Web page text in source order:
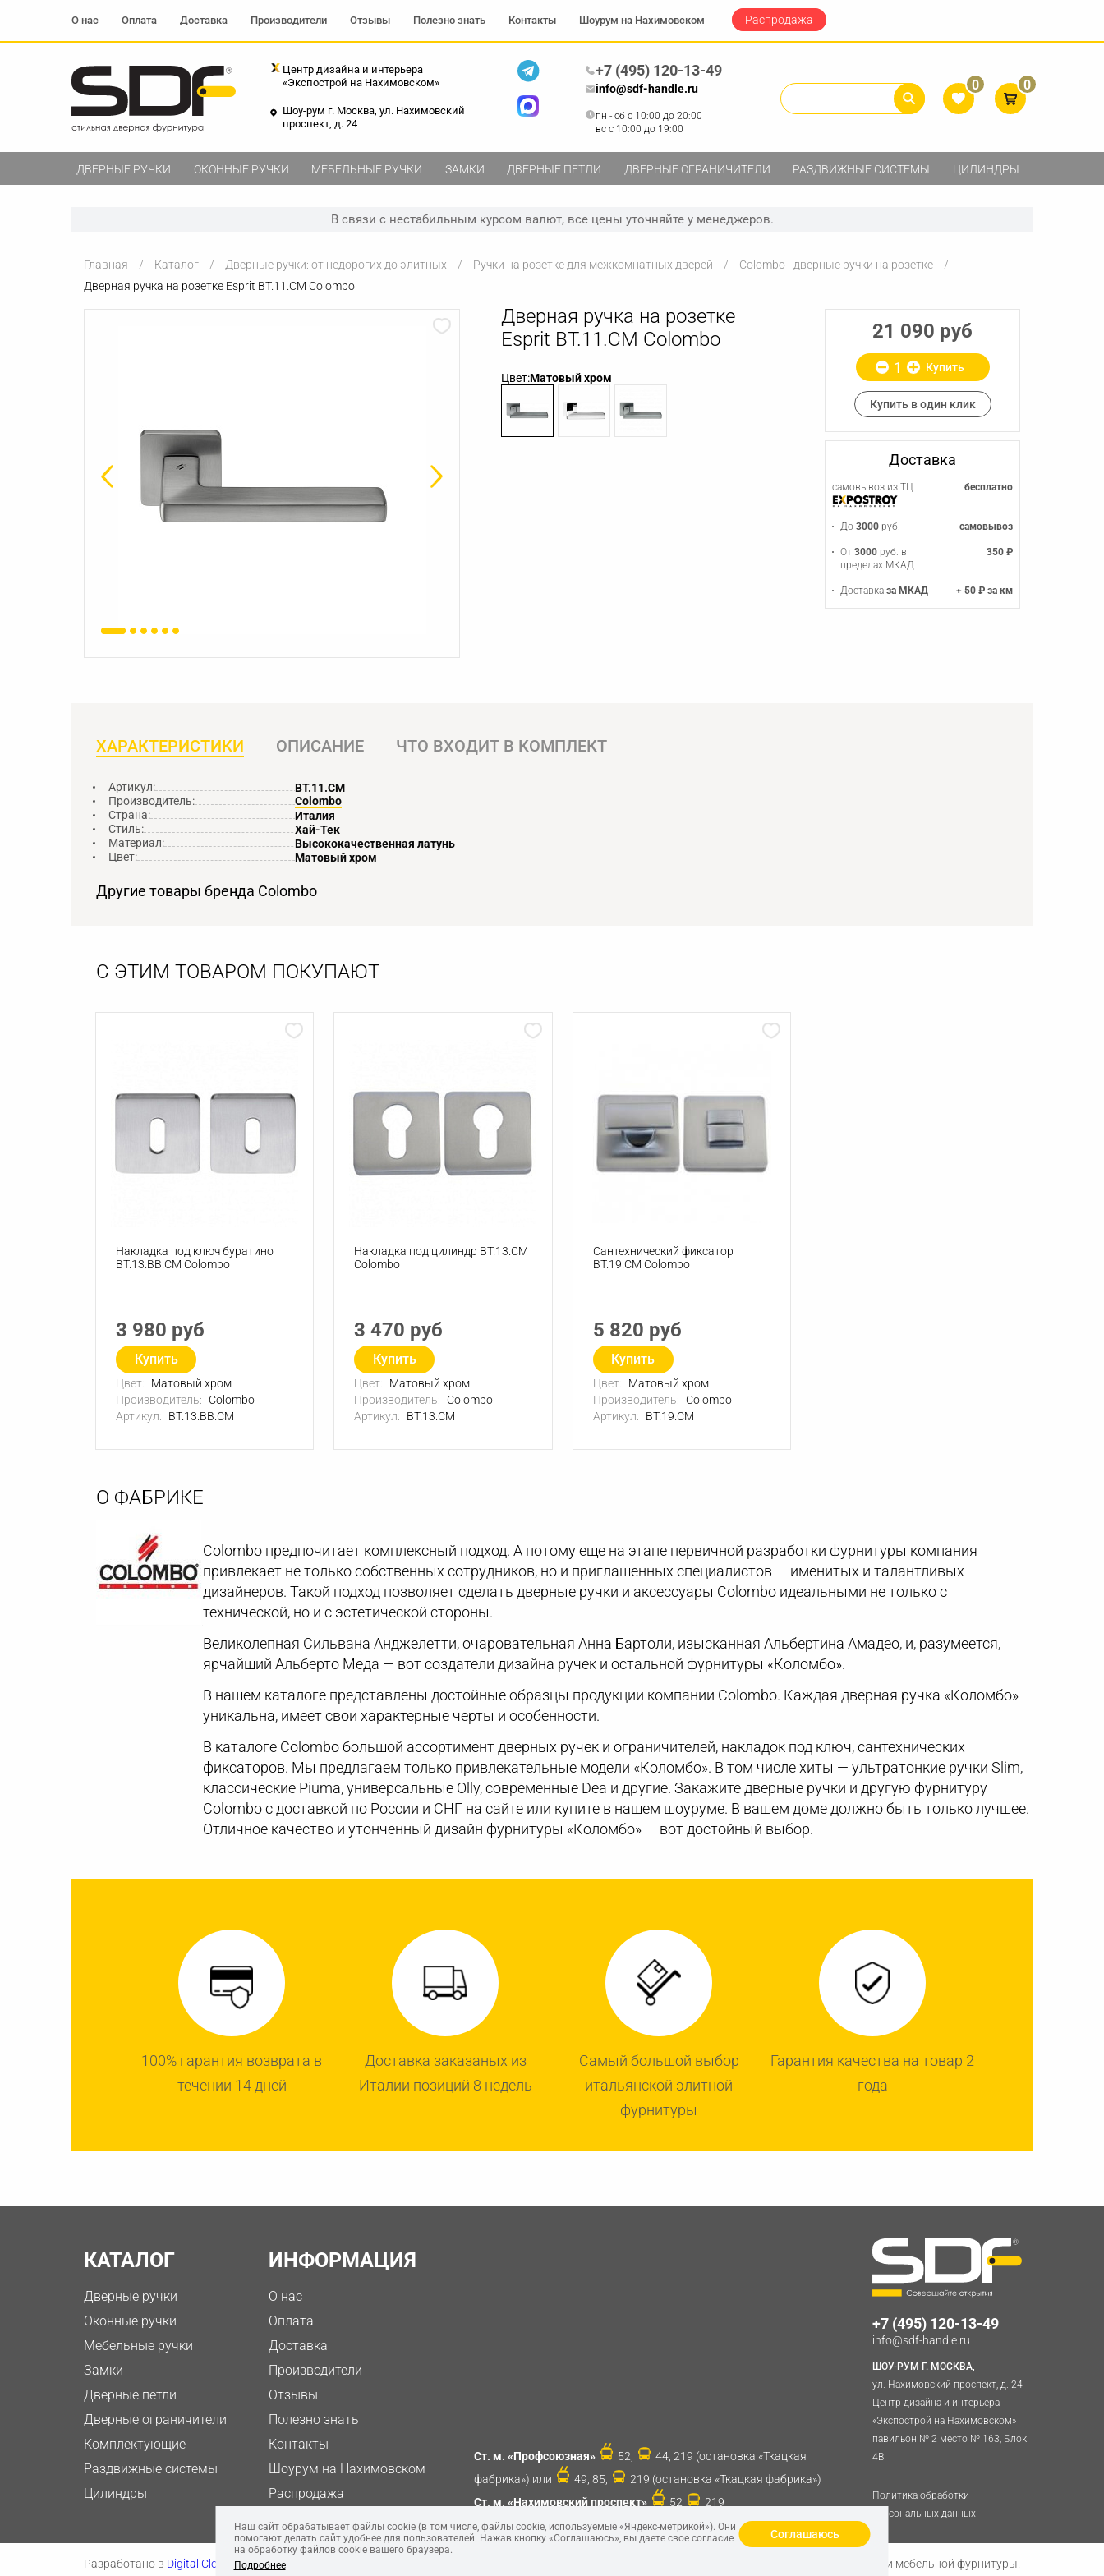
Центр дизайна и интерьера
«Экспострой на Нахимовском»
Шоу-рум г. Москва, ул. Нахимовский
проспект, д. 24
+7 (495) 120-13-49
info@sdf-handle.ru
пн - сб c 10:00 до 20:00
вс c 10:00 до 19:00
0 0
О нас Оплата Доставка Производители Отзывы Полезно знать Контакты Шоурум на Нахимовском Распродажа
ДВЕРНЫЕ РУЧКИ ОКОННЫЕ РУЧКИ МЕБЕЛЬНЫЕ РУЧКИ ЗАМКИ ДВЕРНЫЕ ПЕТЛИ ДВЕРНЫЕ ОГРАНИЧИТЕЛИ РАЗДВИЖНЫЕ СИСТЕМЫ ЦИЛИНДРЫ
В связи с нестабильным курсом валют, все цены уточняйте у менеджеров.
Главная Каталог Дверные ручки: от недорогих до элитных Ручки на розетке для межкомнатных дверей
Colombo - дверные ручки на розетке
Дверная ручка на розетке Esprit BT.11.CM Colombo
Дверная ручка на розетке
Esprit BT.11.CM Colombo
Цвет:Матовый хром
21 090 руб
Купить
Купить в один клик
Доставка
самовывоз из ТЦ бесплатно
До3000 руб. самовывоз
От3000 руб. в
пределах МКАД
350 ₽
Доставказа МКАД + 50 ₽ за км
ХАРАКТЕРИСТИКИ ОПИСАНИЕ ЧТО ВХОДИТ В КОМПЛЕКТ
Артикул:
BT.11.CM
Производитель:
Colombo
Страна:
Италия
Стиль:
Хай-Тек
Материал:
Высококачественная латунь
Цвет:
Матовый хром
Другие товары бренда Colombo
С ЭТИМ ТОВАРОМ ПОКУПАЮТ
Накладка под ключ буратино
BT.13.BB.CM Colombo
3 980 руб
Купить
Цвет:
Матовый хром
Производитель:
Colombo
Артикул:
BT.13.BB.CM
Накладка под цилиндр BT.13.CM
Colombo
3 470 руб
Купить
Цвет:
Матовый хром
Производитель:
Colombo
Артикул:
BT.13.CM
Сантехнический фиксатор
BT.19.CM Colombo
5 820 руб
Купить
Цвет:
Матовый хром
Производитель:
Colombo
Артикул:
BT.19.CM
О ФАБРИКЕ
Colombo предпочитает комплексный подход. А потому еще на этапе первичной разработки фурнитуры компания
привлекает не только собственных сотрудников, но и приглашенных специалистов — именитых и талантливых
дизайнеров. Такой подход позволяет сделать дверные ручки и аксессуары Colombo идеальными не только с
технической, но и с эстетической стороны.
Великолепная Сильвана Анджелетти, очаровательная Анна Бартоли, изысканная Альбертина Амадео, и, разумеется,
ярчайший Альберто Меда — вот создатели дизайна ручек и остальной фурнитуры «Коломбо».
В нашем каталоге представлены достойные образцы продукции компании Colombo. Каждая дверная ручка «Коломбо»
уникальна, имеет свои характерные черты и особенности.
В каталоге Colombo большой ассортимент дверных ручек и ограничителей, накладок под ключ, сантехнических
фиксаторов. Мы предлагаем только привлекательные модели «Коломбо». В том числе хиты — ультратонкие ручки Slim,
классические Piuma, универсальные Olly, современные Dea и другие. Закажите дверные ручки и другую фурнитуру
Colombo с доставкой по России и СНГ на сайте или купите в нашем шоуруме. В вашем доме должно быть только лучшее.
Отличное качество и утонченный дизайн фурнитуры «Коломбо» — вот достойный выбор.
100% гарантия возврата в
течении 14 дней
Доставка заказаных из
Италии позиций 8 недель
Самый большой выбор
итальянской элитной
фурнитуры
Гарантия качества на товар 2
года
КАТАЛОГ
Дверные ручки
Оконные ручки
Мебельные ручки
Замки
Дверные петли
Дверные ограничители
Комплектующие
Раздвижные системы
Цилиндры
ИНФОРМАЦИЯ
О нас
Оплата
Доставка
Производители
Отзывы
Полезно знать
Контакты
Шоурум на Нахимовском
Распродажа
Наши работы
+7 (495) 120-13-49
info@sdf-handle.ru
ШОУ-РУМ Г. МОСКВА,
ул. Нахимовский проспект, д. 24
Центр дизайна и интерьера
«Экспострой на Нахимовском»
павильон № 2 место № 163, Блок
4B
Политика обработки
персональных данных
Ст. м. «Профсоюзная» 52,
44, 219 (остановка «Ткацкая
фабрика») или
49, 85,
219 (остановка «Ткацкая фабрика»)
Ст. м. «Нахимовский проспект»
52 219
Разработано в Digital Clouds © SDF-Handle, 2018 - 2026 Интернет-магазин и розничная продажа дверной и мебельной фурнитуры.
Наш сайт обрабатывает файлы cookie (в том числе, файлы cookie, используемые «Яндекс-метрикой»). Они
помогают делать сайт удобнее для пользователей. Нажав кнопку «Соглашаюсь», вы даете свое согласие
на обработку файлов cookie вашего браузера.
Подробнее
Соглашаюсь